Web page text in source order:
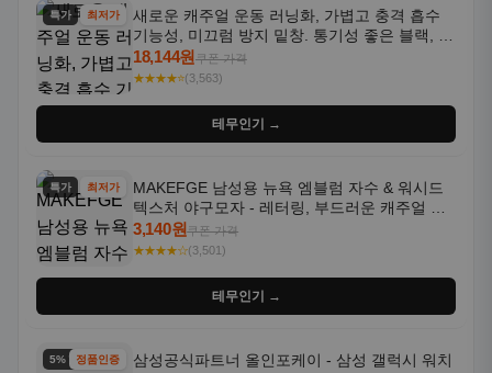
특가 최저가
새로운 캐주얼 운동 러닝화, 가볍고 충격 흡수
기능성, 미끄럼 방지 밑창. 통기성 좋은 블랙, 화
이트, 퍼플 그라데이션 색상
18,144원쿠폰 가격
★★★★⭐(3,563)
테무인기 →
특가 최저가
MAKEFGE 남성용 뉴욕 엠블럼 자수 & 워시드
텍스처 야구모자 - 레터링, 부드러운 캐주얼 모
자, NYC 스타일
3,140원쿠폰 가격
★★★★☆(3,501)
테무인기 →
5% 할인정품인증
삼성공식파트너 올인포케이 - 삼성 갤럭시 워치